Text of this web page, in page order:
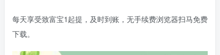
每天享受致富宝1起提，及时到账，无手续费浏览器扫马免费
下载。